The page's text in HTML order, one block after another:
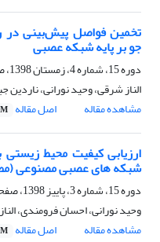
تخمین فواصل پیش‌بینی
جو بر پایه شبکه عصبی
دوره 15، شماره 4، زمستان 1398، صفحه
الناز شرقی، وحید نورانی، ناردین
مشاهده مقاله
اصل مقاله
ارزیابی کیفیت محیط
شبکه های عصبی مصنوعی
دوره 15، شماره 3، پاییز 1398، صفحه
وحید نورانی، احسان فرومندی،
مشاهده مقاله
اصل مقاله